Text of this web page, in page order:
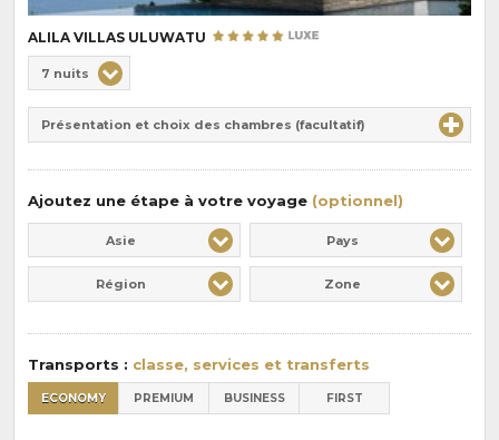
ALILA VILLAS ULUWATU
de
pension
:
Durée
7 nuits
Présentation et choix des chambres (facultatif)
Ajoutez une étape à votre voyage (optionnel)
Asie Pays
Région Zone
Transports : classe, services et transferts
ECONOMY PREMIUM BUSINESS FIRST